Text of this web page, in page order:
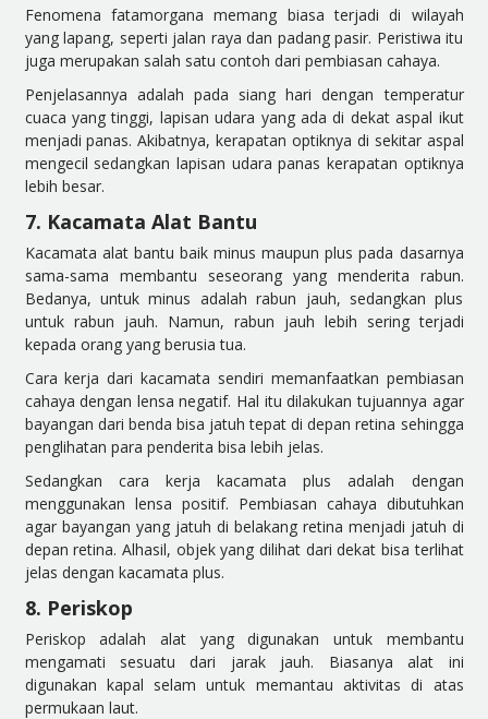
Fenomena fatamorgana memang biasa terjadi di wilayah
yang lapang, seperti jalan raya dan padang pasir. Peristiwa itu
juga merupakan salah satu contoh dari pembiasan cahaya.
Penjelasannya adalah pada siang hari dengan temperatur
cuaca yang tinggi, lapisanudara yang ada di dekat aspal ikut
menjadi panas. Akibatnya, kerapatan optiknya di sekitar aspal
mengecil sedangkan lapisan udara panas kerapatan optiknya
lebih besar.
7. Kacamata Alat Bantu
Kacamata alat bantu baik minus maupun plus pada dasarnya
sama-sama membantu seseorang yang menderita rabun.
Bedanya, untuk minus adalah rabun jauh, sedangkan plus
untuk rabun jauh. Namun, rabun jauh lebih sering terjadi
kepada orang yang berusia tua.
Cara kerja dari kacamata sendiri memanfaatkan pembiasan
cahaya dengan lensa negatif. Hal itu dilakukan tujuannya agar
bayangan dari benda bisa jatuh tepat di depan retina sehingga
penglihatan para penderita bisa lebih jelas.
Sedangkan cara kerja kacamata plus adalah dengan
menggunakan lensa positif. Pembiasan cahaya dibutuhkan
agar bayangan yang jatuh di belakang retina menjadi jatuh di
depan retina. Alhasil, objek yang dilihat dari dekat bisa terlihat
jelas dengan kacamata plus.
8. Periskop
Periskop adalah alat yang digunakan untuk membantu
mengamati sesuatu dari jarak jauh. Biasanya alat ini
digunakan kapal selam untuk memantau aktivitas di atas
permukaan laut.